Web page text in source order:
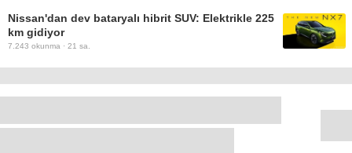
Nissan'dan dev bataryalı hibrit SUV: Elektrikle 225
km gidiyor
7.243 okunma · 21 sa.